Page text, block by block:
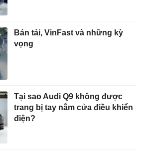
Bán tải, VinFast và những kỳ
vọng
Tại sao Audi Q9 không được
trang bị tay nắm cửa điều khiển
điện?